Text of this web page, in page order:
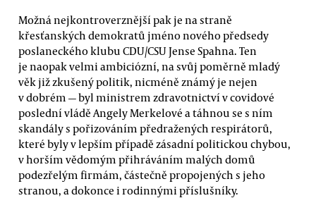
Možná nejkontroverznější pak je na straně
křesťanských demokratů jméno nového předsedy
poslaneckého klubu CDU/CSU Jense Spahna. Ten
je naopak velmi ambiciózní, na svůj poměrně mladý
věk již zkušený politik, nicméně známý je nejen
v dobrém — byl ministrem zdravotnictví v covidové
poslední vládě Angely Merkelové a táhnou se s ním
skandály s pořizováním předražených respirátorů,
které byly v lepším případě zásadní politickou chybou,
v horším vědomým přihráváním malých domů
podezřelým firmám, částečně propojených s jeho
stranou, a dokonce i rodinnými příslušníky.